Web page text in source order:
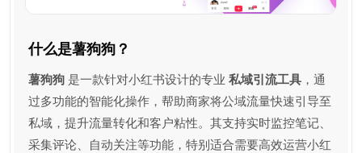
什么是薯狗狗？
薯狗狗 是一款针对小红书设计的专业 私域引流工具 ，通
过多功能的智能化操作，帮助商家将公域流量快速引导至
私域，提升流量转化和客户粘性。其支持实时监控笔记、
采集评论、自动关注等功能，特别适合需要高效运营小红